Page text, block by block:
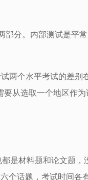
分。内部测试是平
两个水平考试的差别
从选取一个地区作
是材料题和论文题，
个话题，考试时间各